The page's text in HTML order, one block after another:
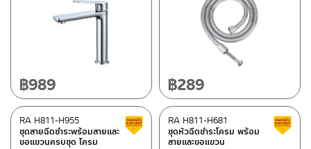
฿989 ฿289
ชุดสายฉีดชำระพร้อมสายและ
ขอแขวนครบชุด โครม
RA H811-H955 สินค้าลดราคา เคลียร์สต็อก
ชุดหัวฉีดชำระโครม พร้อม
สายและขอแขวน
RA H811-H681